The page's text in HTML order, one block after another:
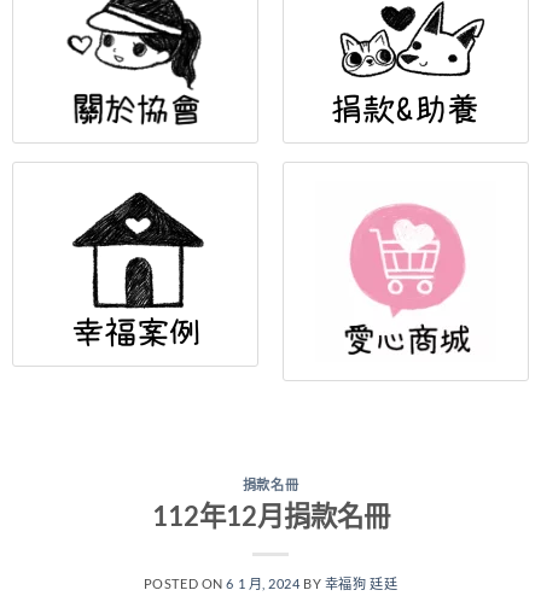
捐款名冊
112年12月捐款名冊
POSTED ON6 1 月, 2024 BY 幸福狗 廷廷